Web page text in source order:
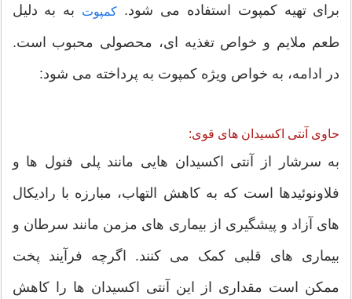
برای تهیه کمپوت استفاده می شود. کمپوت به به دلیل
طعم ملایم و خواص تغذیه ای، محصولی محبوب است.
در ادامه، به خواص ویژه کمپوت به پرداخته می شود:
حاوی آنتی اکسیدان های قوی:
به سرشار از آنتی اکسیدان هایی مانند پلی فنول ها و
فلاونوئیدها است که به کاهش التهاب، مبارزه با رادیکال
های آزاد و پیشگیری از بیماری های مزمن مانند سرطان و
بیماری های قلبی کمک می کنند. اگرچه فرآیند پخت
ممکن است مقداری از این آنتی اکسیدان ها را کاهش